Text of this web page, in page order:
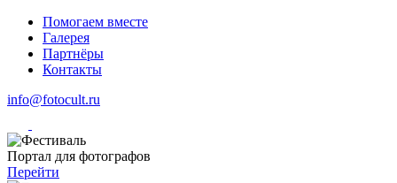
Помогаем вместе
Галерея
Партнёры
Контакты
info@fotocult.ru
Портал для фотографов
Перейти